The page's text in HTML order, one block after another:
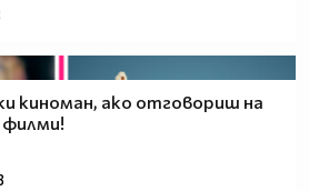
киноман, ако отговориш на
филми!